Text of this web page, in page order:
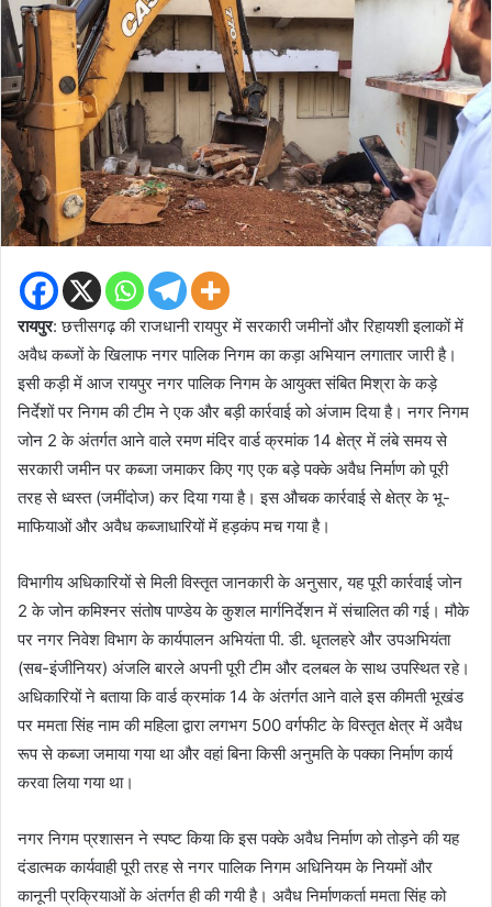
रायपुर: छत्तीसगढ़ की राजधानी रायपुर में सरकारी जमीनों और रिहायशी इलाकों में
अवैध कब्जों के खिलाफ नगर पालिक निगम का कड़ा अभियान लगातार जारी है।
इसी कड़ी में आज रायपुर नगर पालिक निगम के आयुक्त संबित मिश्रा के कड़े
निर्देशों पर निगम की टीम ने एक और बड़ी कार्रवाई को अंजाम दिया है। नगर निगम
जोन 2 के अंतर्गत आने वाले रमण मंदिर वार्ड क्रमांक 14 क्षेत्र में लंबे समय से
सरकारी जमीन पर कब्जा जमाकर किए गए एक बड़े पक्के अवैध निर्माण को पूरी
तरह से ध्वस्त (जमींदोज) कर दिया गया है। इस औचक कार्रवाई से क्षेत्र के भू-
माफियाओं और अवैध कब्जाधारियों में हड़कंप मच गया है।
विभागीय अधिकारियों से मिली विस्तृत जानकारी के अनुसार, यह पूरी कार्रवाई जोन
2 के जोन कमिश्नर संतोष पाण्डेय के कुशल मार्गनिर्देशन में संचालित की गई। मौके
पर नगर निवेश विभाग के कार्यपालन अभियंता पी. डी. धृतलहरे और उपअभियंता
(सब-इंजीनियर) अंजलि बारले अपनी पूरी टीम और दलबल के साथ उपस्थित रहे।
अधिकारियों ने बताया कि वार्ड क्रमांक 14 के अंतर्गत आने वाले इस कीमती भूखंड
पर ममता सिंह नाम की महिला द्वारा लगभग 500 वर्गफीट के विस्तृत क्षेत्र में अवैध
रूप से कब्जा जमाया गया था और वहां बिना किसी अनुमति के पक्का निर्माण कार्य
करवा लिया गया था।
नगर निगम प्रशासन ने स्पष्ट किया कि इस पक्के अवैध निर्माण को तोड़ने की यह
दंडात्मक कार्यवाही पूरी तरह से नगर पालिक निगम अधिनियम के नियमों और
कानूनी प्रक्रियाओं के अंतर्गत ही की गयी है। अवैध निर्माणकर्ता ममता सिंह को